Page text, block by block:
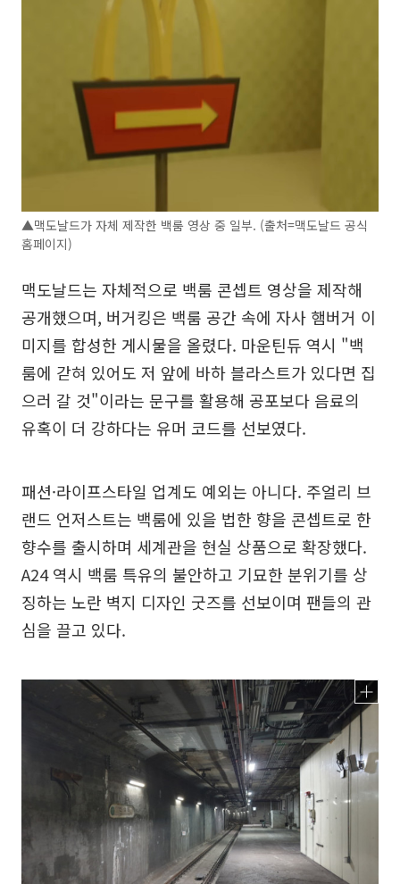
▲맥도날드가 자체 제작한 백룸 영상 중 일부. (출처=맥도날드 공식
홈페이지)
맥도날드는 자체적으로 백룸 콘셉트 영상을 제작해
공개했으며, 버거킹은 백룸 공간 속에 자사 햄버거 이
미지를 합성한 게시물을 올렸다. 마운틴듀 역시 "백
룸에 갇혀 있어도 저 앞에 바하 블라스트가 있다면 집
으러 갈 것"이라는 문구를 활용해 공포보다 음료의
유혹이 더 강하다는 유머 코드를 선보였다.
패션·라이프스타일 업계도 예외는 아니다. 주얼리 브
랜드 언저스트는 백룸에 있을 법한 향을 콘셉트로 한
향수를 출시하며 세계관을 현실 상품으로 확장했다.
A24 역시 백룸 특유의 불안하고 기묘한 분위기를 상
징하는 노란 벽지 디자인 굿즈를 선보이며 팬들의 관
심을 끌고 있다.